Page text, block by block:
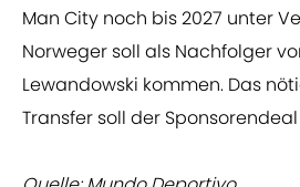
Man City noch bis 2027 unter
Norweger soll als Nachfolger
Lewandowski kommen. Das
Transfer soll der